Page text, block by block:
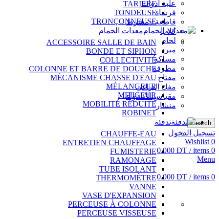
علبة أدوات
فرشاة
قاطعة / مشرط
كلاب
لحام
مبرد
مساكة
مطرقة
مفتاح
مفك البراغي
مقياس الاستواء
منشار
Search
تسجيل الدخول
0
Wishlist
0
items
/
0.000 DT
Menu
0
items
/
0.000 DT
TARIÈRE
TONDEUSE
TRONÇONNEUSE
معدات الحمام
ACCESSOIRE SALLE DE BAIN
BONDE ET SIPHON
COLLECTIVITÉ
COLONNE ET BARRE DE DOUCHE
MÉCANISME CHASSE D'EAU
MÉLANGEUR
MITIGEUR
MOBILITÉ RÉDUITE
ROBINET
تدفئة
CHAUFFE-EAU
ENTRETIEN CHAUFFAGE
FUMISTERIE
RAMONAGE
TUBE ISOLANT
THERMOMÈTRE
VANNE
VASE D'EXPANSION
PERCEUSE À COLONNE
PERCEUSE VISSEUSE